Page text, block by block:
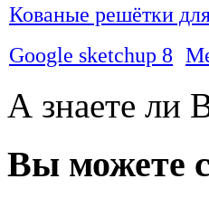
Кованые решётки
Google sketchup 8
А знаете ли
Вы можете